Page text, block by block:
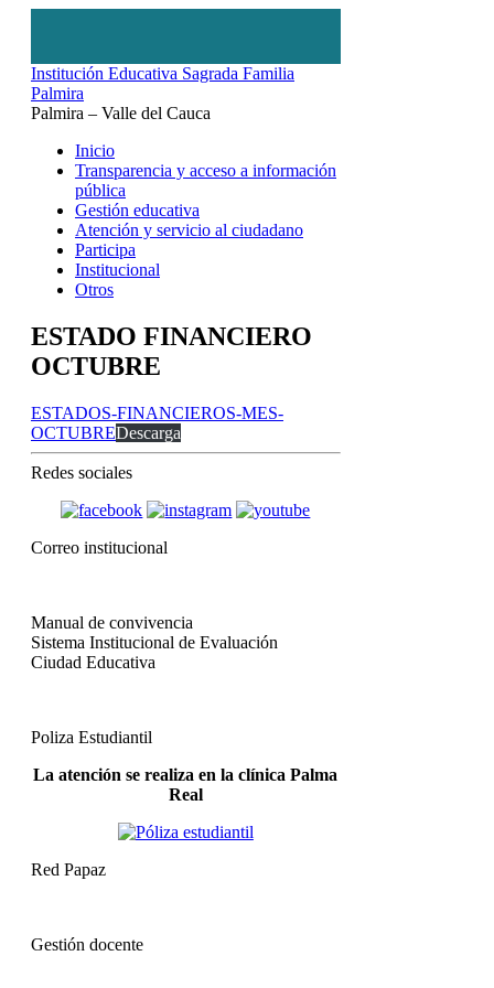
Institución Educativa Sagrada Familia
Palmira
Palmira – Valle del Cauca
Inicio
Transparencia y acceso a información
pública
Gestión educativa
Atención y servicio al ciudadano
Participa
Institucional
Otros
ESTADO FINANCIERO
OCTUBRE
ESTADOS-FINANCIEROS-MES-
OCTUBREDescarga
Redes sociales
Correo institucional
Manual de convivencia
Sistema Institucional de Evaluación
Ciudad Educativa
Poliza Estudiantil
La atención se realiza en la clínica Palma
Real
Red Papaz
Gestión docente